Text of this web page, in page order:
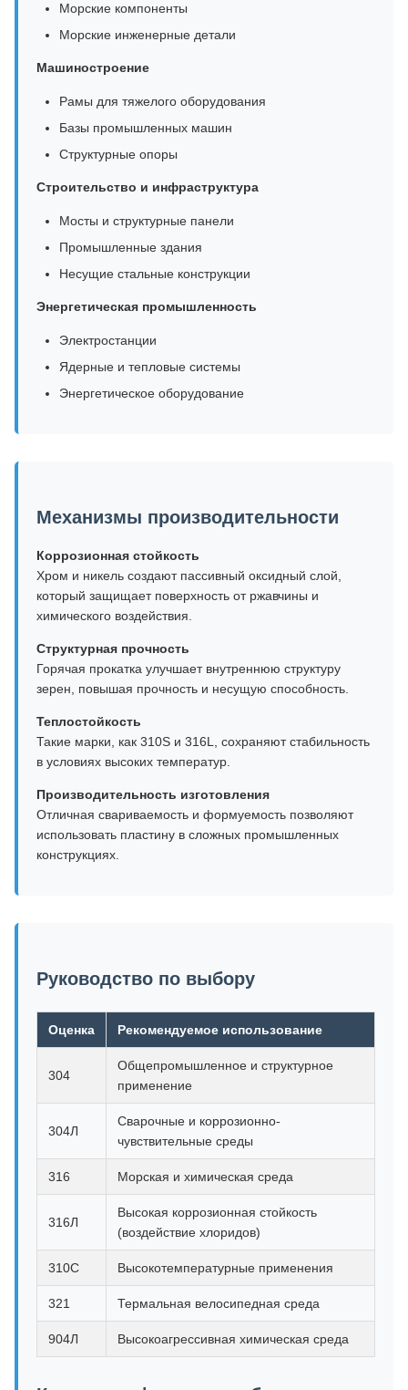
Морские компоненты
Морские инженерные детали
Машиностроение
Рамы для тяжелого оборудования
Базы промышленных машин
Структурные опоры
Строительство и инфраструктура
Мосты и структурные панели
Промышленные здания
Несущие стальные конструкции
Энергетическая промышленность
Электростанции
Ядерные и тепловые системы
Энергетическое оборудование
Механизмы производительности
Коррозионная стойкость
Хром и никель создают пассивный оксидный слой,
который защищает поверхность от ржавчины и
химического воздействия.
Структурная прочность
Горячая прокатка улучшает внутреннюю структуру
зерен, повышая прочность и несущую способность.
Теплостойкость
Такие марки, как 310S и 316L, сохраняют стабильность
в условиях высоких температур.
Производительность изготовления
Отличная свариваемость и формуемость позволяют
использовать пластину в сложных промышленных
конструкциях.
Руководство по выбору
Оценка Рекомендуемое использование
304
Общепромышленное и структурное
применение
304Л
Сварочные и коррозионно-
чувствительные среды
316 Морская и химическая среда
316Л
Высокая коррозионная стойкость
(воздействие хлоридов)
310С Высокотемпературные применения
321 Термальная велосипедная среда
904Л Высокоагрессивная химическая среда